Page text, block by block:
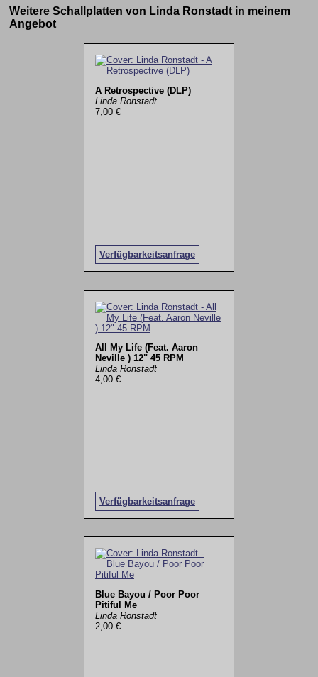
Weitere Schallplatten von Linda Ronstadt in meinem
Angebot
A Retrospective (DLP)
Linda Ronstadt
7,00 €
Verfügbarkeitsanfrage
All My Life (Feat. Aaron
Neville ) 12" 45 RPM
Linda Ronstadt
4,00 €
Verfügbarkeitsanfrage
Blue Bayou / Poor Poor
Pitiful Me
Linda Ronstadt
2,00 €